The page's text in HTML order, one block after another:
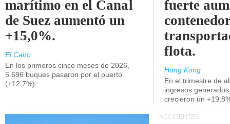
marítimo en el Canal
de Suez aumentó un
+15,0%.
El Cairo
En los primeros cinco meses de 2026,
5.696 buques pasaron por el puerto
(+12,7%).
fuerte
flota.
Hong Kong
En el trimestre de
ingresos
crecieron un
ACCIDENTES